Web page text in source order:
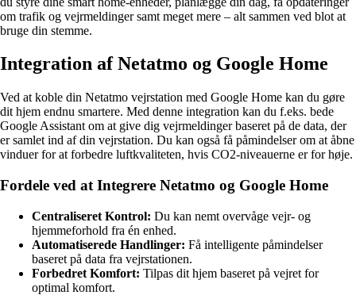
om trafik og vejrmeldinger samt meget mere – alt sammen ved blot at
bruge din stemme.
Integration af Netatmo og Google Home
Ved at koble din Netatmo vejrstation med Google Home kan du gøre
dit hjem endnu smartere. Med denne integration kan du f.eks. bede
Google Assistant om at give dig vejrmeldinger baseret på de data, der
er samlet ind af din vejrstation. Du kan også få påmindelser om at åbne
vinduer for at forbedre luftkvaliteten, hvis CO2-niveauerne er for høje.
Fordele ved at Integrere Netatmo og Google Home
Centraliseret Kontrol: Du kan nemt overvåge vejr- og
hjemmeforhold fra én enhed.
Automatiserede Handlinger: Få intelligente påmindelser
baseret på data fra vejrstationen.
Forbedret Komfort: Tilpas dit hjem baseret på vejret for
optimal komfort.